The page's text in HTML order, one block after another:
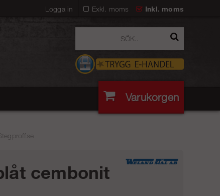
Exkl. moms Inkl. moms
Logga in
Varukorgen
cembonit